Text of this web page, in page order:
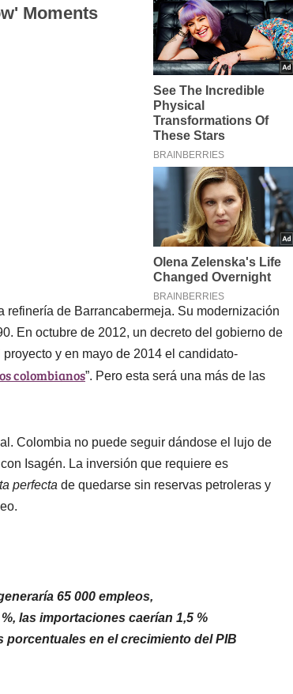
de Barrancabermeja. Su modernización
En octubre de 2012, un decreto del gobierno de
y en mayo de 2014 el candidato-
colombianos”. Pero esta será una más de las
Colombia no puede seguir dándose el lujo de
Isagén. La inversión que requiere es
perfecta de quedarse sin reservas petroleras y
65 000 empleos,
las importaciones caerían 1,5 %
porcentuales en el crecimiento del PIB